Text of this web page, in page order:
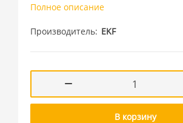
Полное описание
Производитель EKF
В корзину